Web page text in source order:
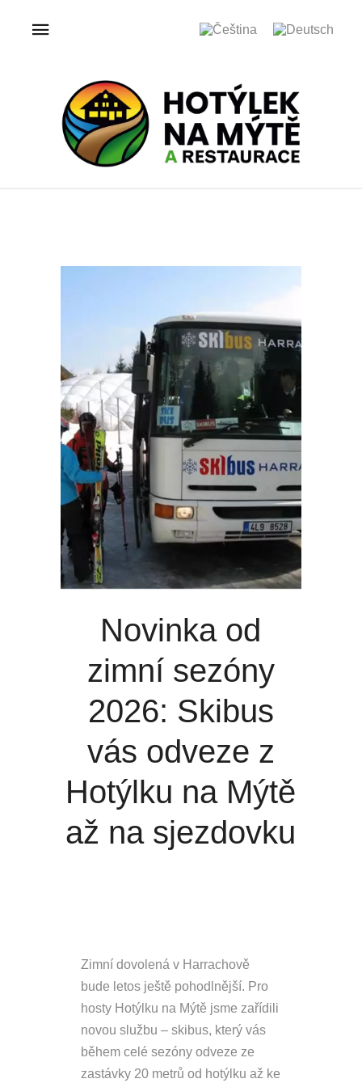
Novinka od
zimní sezóny
2026: Skibus
vás odveze z
Hotýlku na Mýtě
až na sjezdovku
Zimní dovolená v Harrachově
bude letos ještě pohodlnější. Pro
hosty Hotýlku na Mýtě jsme zařídili
novou službu – skibus, který vás
během celé sezóny odveze ze
zastávky 20 metrů od hotýlku až ke